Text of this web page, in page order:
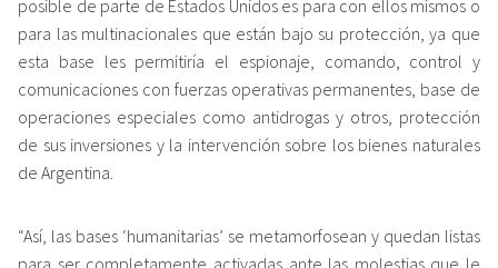
posible de parte de Estados Unidos es para con ellos mismos o
para las multinacionales que están bajo su protección, ya que
esta base les permitiría el espionaje, comando, control y
comunicaciones con fuerzas operativas permanentes, base de
operaciones especiales como antidrogas y otros, protección
de sus inversiones y la intervención sobre los bienes naturales
de Argentina.
“Así, las bases ‘humanitarias’ se metamorfosean y quedan listas
para ser completamente activadas ante las molestias que le